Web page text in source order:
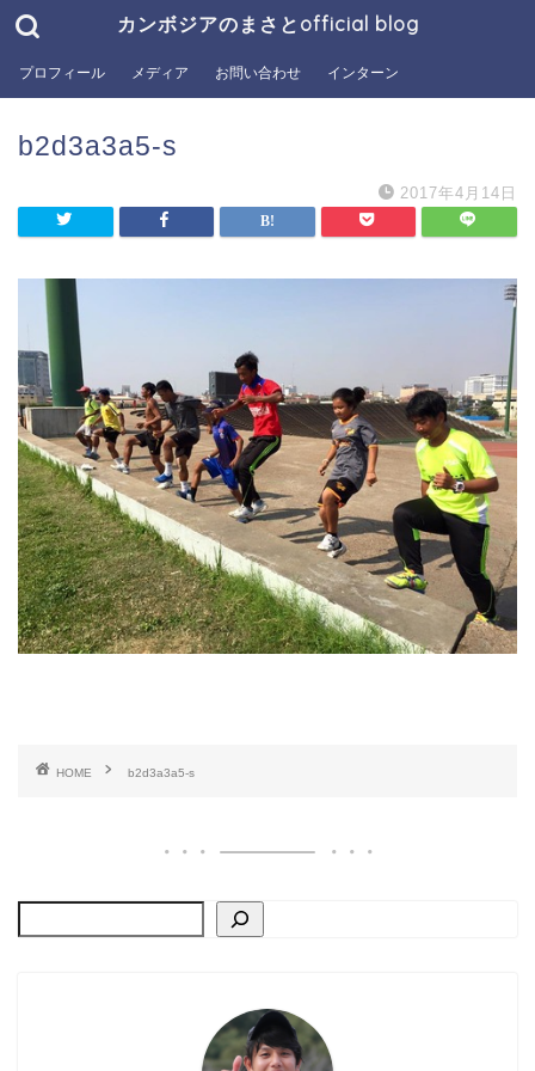
カンボジアのまさとofficial blog
プロフィール メディア お問い合わせ インターン
b2d3a3a5-s
2017年4月14日
HOME b2d3a3a5-s